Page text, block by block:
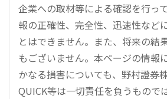
企業への取材等による確認を行っ
報の正確性、完全性、迅速性など
とはできません。また、将来の結
もございません。本ページの情報
かなる損害についても、野村證券
QUICK等は一切責任を負うもので